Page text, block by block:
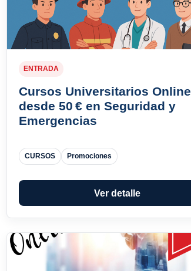
ENTRADA
Cursos Universitarios Online
desde 50 € en Seguridad y
Emergencias
CURSOS Promociones
Ver detalle